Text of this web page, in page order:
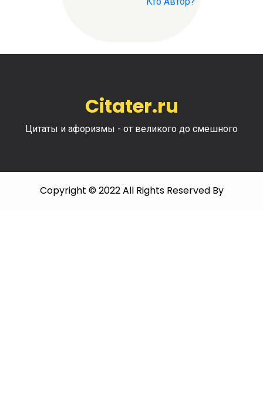
Citater.ru
Цитаты и афоризмы - от великого до смешного
Copyright © 2022 All Rights Reserved By